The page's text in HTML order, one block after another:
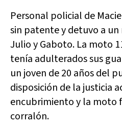
Personal policial de
sin patente y detuvo a un
Julio y Gaboto. La moto
tenía adulterados sus
un joven de 20 años del
disposición de la justicia
encubrimiento y la moto
corralón.